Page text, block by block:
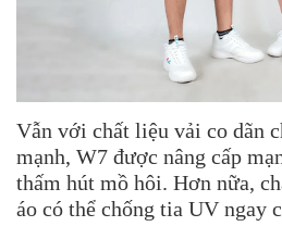
Vẫn với chất liệu vải co dãn
mạnh, W7 được nâng cấp
thấm hút mồ hôi. Hơn nữa,
áo có thể chống tia UV ngay